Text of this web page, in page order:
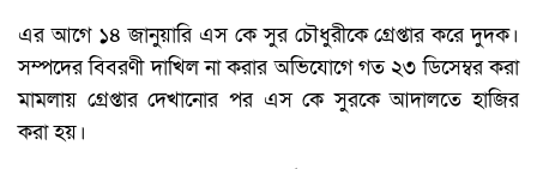
এর আগে ১৪ জানুয়ারি এস কে সুর চৌধুরীকে গ্রেপ্তার করে দুদক।
সম্পদের বিবরণী দাখিল না করার অভিযোগে গত ২৩ ডিসেম্বর করা
মামলায় গ্রেপ্তার দেখানোর পর এস কে সুরকে আদালতে হাজির
করা হয়।